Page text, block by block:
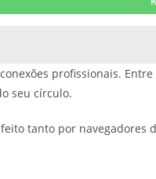
profissionais.
seu círculo.
tanto por